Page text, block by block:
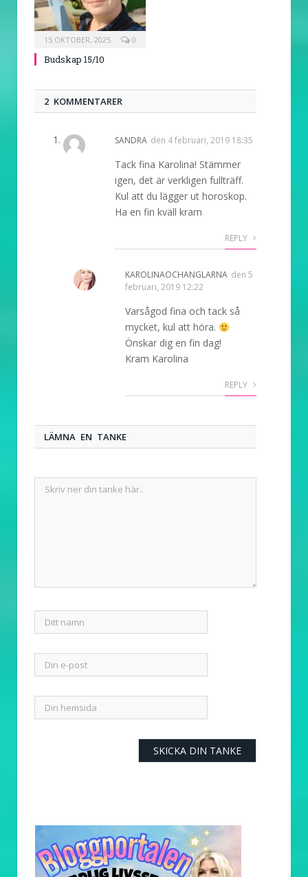
15 OKTOBER, 2025 0
Budskap 15/10
2 KOMMENTARER
SANDRA den 4 februari, 2019 18:35
Tack fina Karolina! Stämmer
igen, det är verkligen fullträff.
Kul att du lägger ut horoskop.
Ha en fin kväll kram
REPLY
KAROLINAOCHANGLARNA den 5
februari, 2019 12:22
Varsågod fina och tack så
mycket, kul att höra.
Önskar dig en fin dag!
Kram Karolina
REPLY
LÄMNA EN TANKE